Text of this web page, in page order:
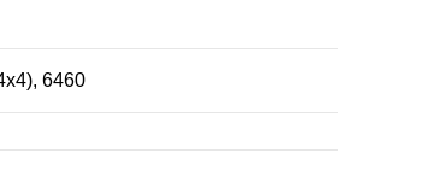
6460